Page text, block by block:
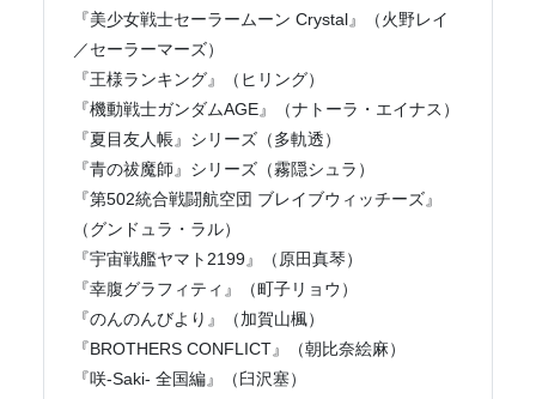
『美少女戦士セーラームーン Crystal』（火野レイ
／セーラーマーズ）
『王様ランキング』（ヒリング）
『機動戦士ガンダムAGE』（ナトーラ・エイナス）
『夏目友人帳』シリーズ（多軌透）
『青の祓魔師』シリーズ（霧隠シュラ）
『第502統合戦闘航空団 ブレイブウィッチーズ』
（グンドュラ・ラル）
『宇宙戦艦ヤマト2199』（原田真琴）
『幸腹グラフィティ』（町子リョウ）
『のんのんびより』（加賀山楓）
『BROTHERS CONFLICT』（朝比奈絵麻）
『咲-Saki- 全国編』（臼沢塞）